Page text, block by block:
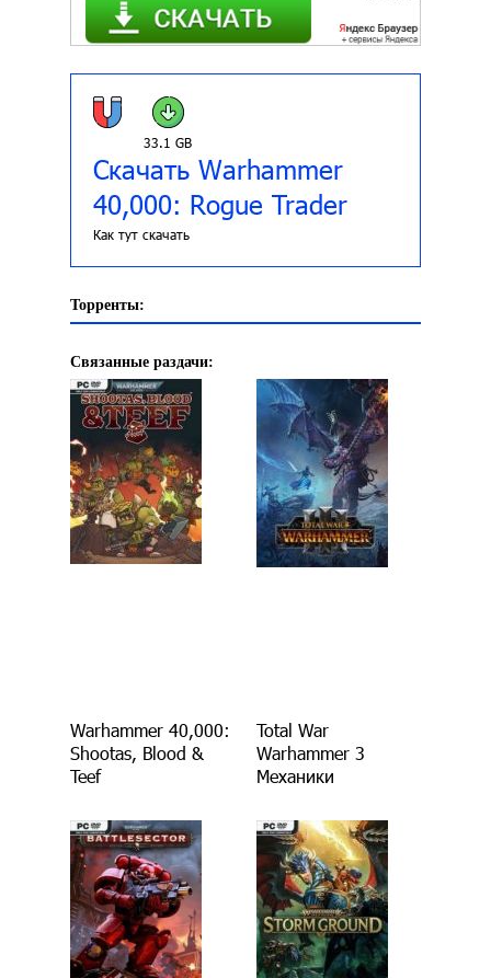
33.1 GB
Скачать Warhammer
40,000: Rogue Trader
Как тут скачать
Торренты:
Связанные раздачи:
Warhammer 40,000:
Shootas, Blood &
Teef
Total War
Warhammer 3
Механики